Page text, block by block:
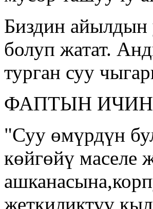
Биздин айылдын
болуп жатат.
турган суу
ФАПТЫН
"Суу өмүрдүн
көйгөйү маселе
жеткиликтүү